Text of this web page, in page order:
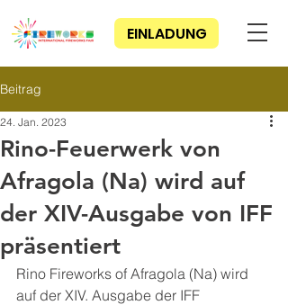
EINLADUNG
Beitrag
Rino-Feuerwerk von
Afragola (Na) wird auf
der XIV-Ausgabe von IFF
präsentiert
24. Jan. 2023
Rino Fireworks of Afragola (Na) wird
auf der XIV. Ausgabe der IFF